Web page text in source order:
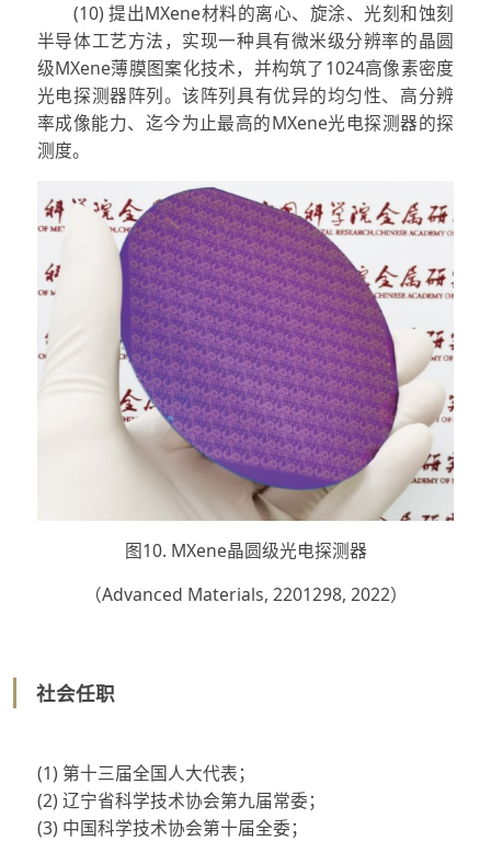
(10) 提出MXene材料的离心、旋涂、光刻和蚀刻
半导体工艺方法，实现一种具有微米级分辨率的晶圆
级MXene薄膜图案化技术，并构筑了1024高像素密度
光电探测器阵列。该阵列具有优异的均匀性、高分辨
率成像能力、迄今为止最高的MXene光电探测器的探
测度。
图10. MXene晶圆级光电探测器
（Advanced Materials, 2201298, 2022）
社会任职
(1) 第十三届全国人大代表；
(2) 辽宁省科学技术协会第九届常委；
(3) 中国科学技术协会第十届全委；